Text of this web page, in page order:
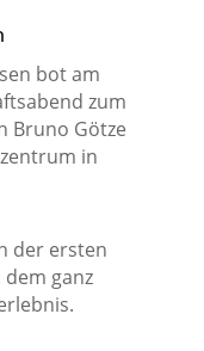
bot am
zum
Bruno Götze
in
der ersten
ganz